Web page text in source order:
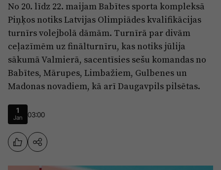
Ziņas
Politika
Pašvaldības
Izglītība
Veselība
Vide
Sports
Tēmas
Viedokļi
Dzīve un ticība
Ekonomika
Krimināli
No 20. līdz 22. maijam Babītes sporta kompleksā
Piņķos notiks Latvijas Olimpiādes kvalifikācijas
turnīrs volejbolā dāmām. Turnīrā par divām
ceļazīmēm uz finālturnīru, kas notiks jūlija
sākumā Valmierā, sacentīsies sešu komandas no
Babītes, Mārupes, Limbažiem, Gulbenes un
Madonas novadiem, kā arī Daugavpils pilsētas.
1
Jan 03:00